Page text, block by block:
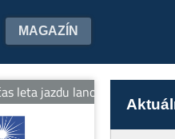
MAGAZÍN
lanovkami na